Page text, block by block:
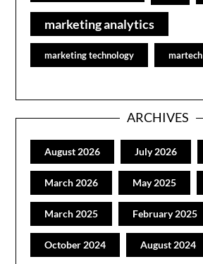
marketing analytics
marketing technology martech
ARCHIVES
August 2026 July 2026
March 2026 May 2025
March 2025 February 2025
October 2024 August 2024